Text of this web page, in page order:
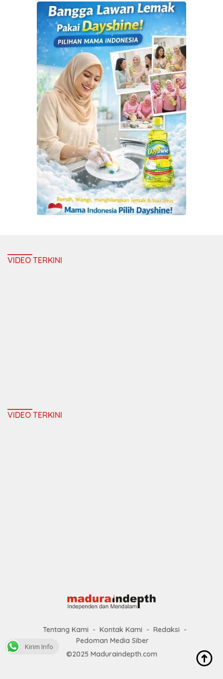
VIDEO TERKINI
VIDEO TERKINI
Tentang Kami Kontak Kami
Redaksi
Pedoman Media Siber
©2025 Maduraindepth.com
Kirim Info